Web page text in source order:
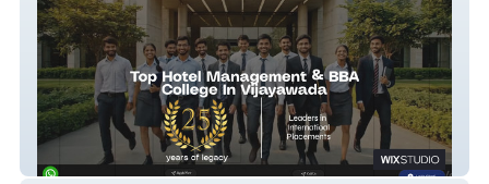
Westin